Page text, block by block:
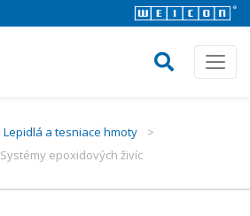
Lepidlá a tesniace hmoty
>
Systémy epoxidových živíc